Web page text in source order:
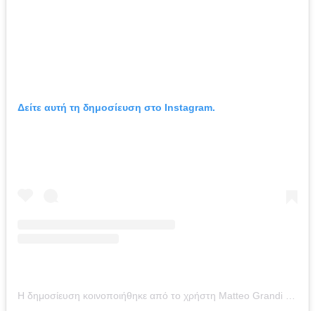
Δείτε αυτή τη δημοσίευση στο Instagram.
Η δημοσίευση κοινοποιήθηκε από το χρήστη Matteo Grandi “in basilica” (@matteograndi_inbasilica)